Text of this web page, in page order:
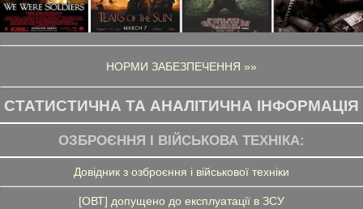
НОРМИ ЗАБЕЗПЕЧЕННЯ »»
СТАТИСТИЧНА ТА АНАЛІТИЧНА ІНФОРМАЦІЯ
ОЗБРОЄННЯ І ВІЙСЬКОВА ТЕХНІКА:
Довідник з озброєння і військової техніки
[ОВТ] допущено до експлуатації в ЗСУ